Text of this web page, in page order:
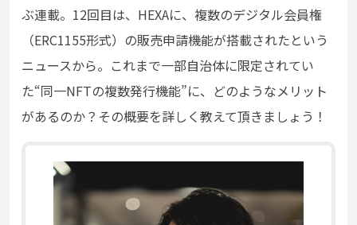
ぶ連載。12回目は、 HEXAに、 複数のデジタル会員権
（ERC1155形式）の販売申請機能が搭載されたという
ニュースから。これまで一部自治体に限定されてい
た“同一NFTの複数発行機能”に、どのようなメリット
があるのか？ その概要を詳しく教えて頂きましょう！